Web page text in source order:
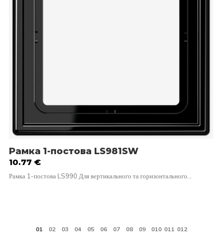
Рамка 1-постова LS981SW
10.77 €
Рамка 1-постова LS990 Для вертикального та горизонтального…